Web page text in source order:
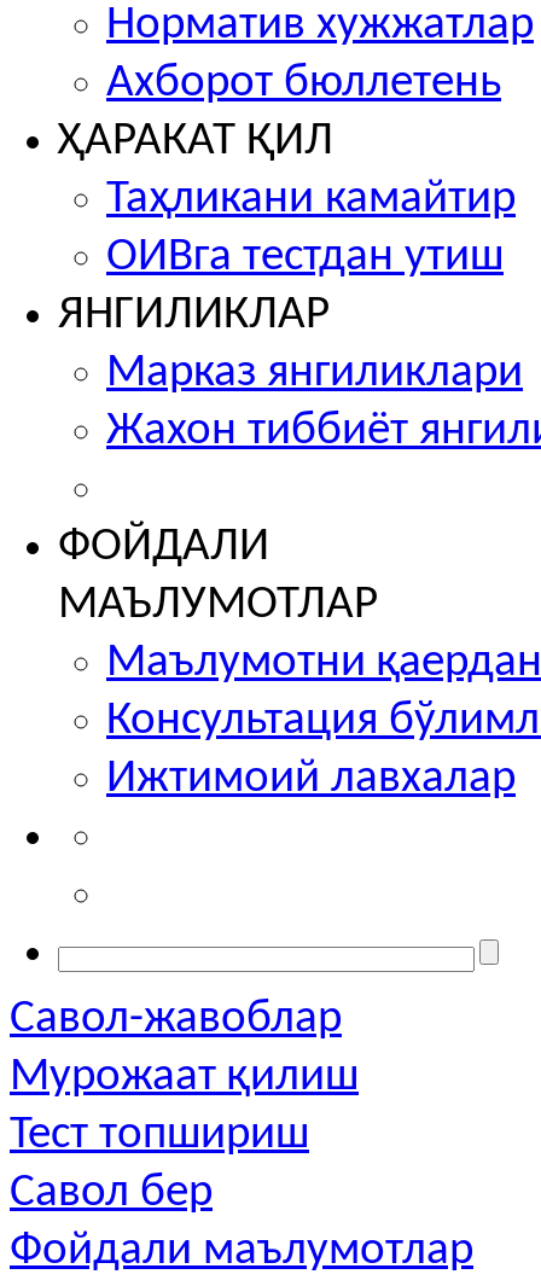
Норматив хужжатлар
Ахборот бюллетень
ҲАРАКАТ ҚИЛ
Таҳликани камайтир
ОИВга тестдан утиш
ЯНГИЛИКЛАР
Марказ янгиликлари
Жахон тиббиёт
ФОЙДАЛИ
МАЪЛУМОТЛАР
Маълумотни
Консультация
Ижтимоий лавхалар
Савол-жавоблар
Мурожаат қилиш
Тест топшириш
Савол бер
Фойдали маълумотлар